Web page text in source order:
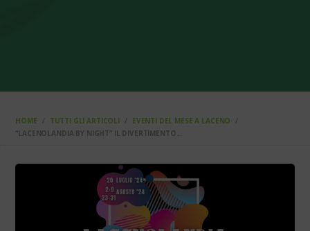
HOME TUTTI GLI ARTICOLI
EVENTI DEL MESE A LACENO
“LACENOLANDIA BY NIGHT” IL DIVERTIMENTO...